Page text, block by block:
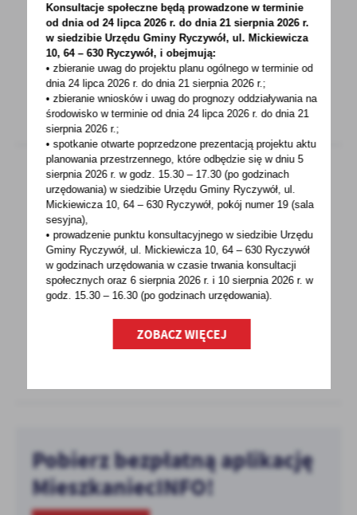
Grypa NIE JEST lekką chorobą Już w tym
sezonie ponad 1800 osób trafiło do szpitala
Zaszczep...
04 - 11 - 2022
Zawiadomienie o podjęciu zawieszonego
postępowania
Zawiadomienie o podjęciu zawieszonego
postępowania w sprawie ustalenia lokalizacji
inwestycji celu...
Pobierz bezpłatną aplikację
MieszkaniecINFO!
Konsultacje społeczne będą prowadzone w terminie
od dnia od 24 lipca 2026 r. do dnia 21 sierpnia 2026 r.
w siedzibie Urzędu Gminy Ryczywół, ul. Mickiewicza
10, 64 – 630 Ryczywół, i obejmują:
• zbieranie uwag do projektu planu ogólnego w terminie od
dnia 24 lipca 2026 r. do dnia 21 sierpnia 2026 r.;
• zbieranie wniosków i uwag do prognozy oddziaływania na
środowisko w terminie od dnia 24 lipca 2026 r. do dnia 21
sierpnia 2026 r.;
• spotkanie otwarte poprzedzone prezentacją projektu aktu
planowania przestrzennego, które odbędzie się w dniu 5
sierpnia 2026 r.w godz. 15.30 – 17.30 (po godzinach
urzędowania) w siedzibie Urzędu Gminy Ryczywół, ul.
Mickiewicza 10, 64 – 630 Ryczywół, pokójnumer 19 (sala
sesyjna),
• prowadzenie punktu konsultacyjnego w siedzibie Urzędu
Gminy Ryczywół, ul. Mickiewicza 10, 64 – 630 Ryczywół
w godzinachurzędowania w czasie trwania konsultacji
społecznych oraz 6 sierpnia 2026 r. i 10 sierpnia 2026 r. w
godz. 15.30 – 16.30 (po godzinachurzędowania).
ZOBACZ WIĘCEJ